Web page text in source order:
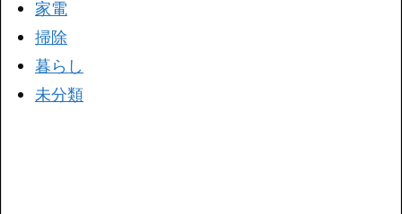
家電
掃除
暮らし
未分類